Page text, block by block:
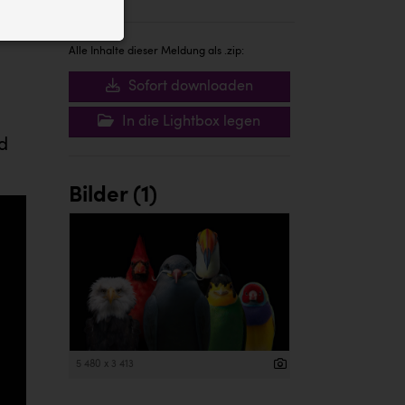
Alle Inhalte dieser Meldung als .zip:
Sofort downloaden
In die Lightbox legen
Bilder (1)
5 480 x 3 413
Website